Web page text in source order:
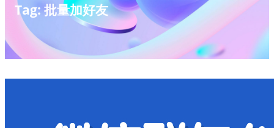
Tag: 批量加好友